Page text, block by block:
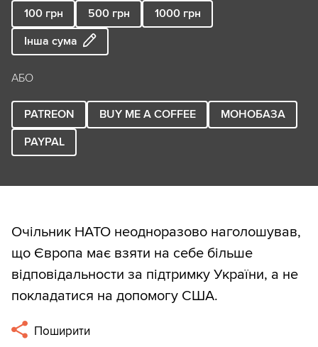
100 грн 500 грн 1000 грн
Інша сума
АБО
PATREON BUY ME A COFFEE
МОНОБАЗА
PAYPAL
Очільник НАТО неодноразово наголошував,
що Європа має взяти на себе більше
відповідальности за підтримку України, а не
покладатися на допомогу США.
Поширити